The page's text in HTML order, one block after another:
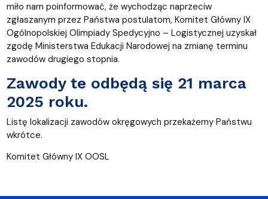
miło nam poinformować, że wychodząc naprzeciw
zgłaszanym przez Państwa postulatom, Komitet Główny IX
Ogólnopolskiej Olimpiady Spedycyjno – Logistycznej uzyskał
zgodę Ministerstwa Edukacji Narodowej na zmianę terminu
zawodów drugiego stopnia.
Zawody te odbędą się 21 marca
2025 roku.
Listę lokalizacji zawodów okręgowych przekażemy Państwu
wkrótce.
Komitet Główny IX OOSL